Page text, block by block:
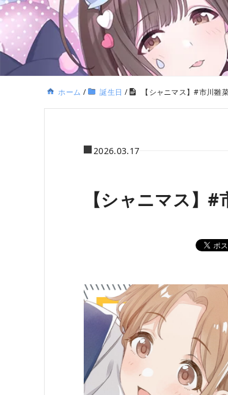
ホーム / 誕生日 / 【シャニマス】#市川雛
2026.03.17
【シャニマス】